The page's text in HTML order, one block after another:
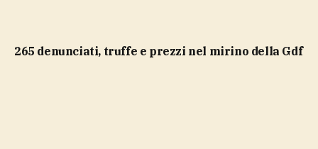
265 denunciati, truffe e prezzi nel mirino della Gdf